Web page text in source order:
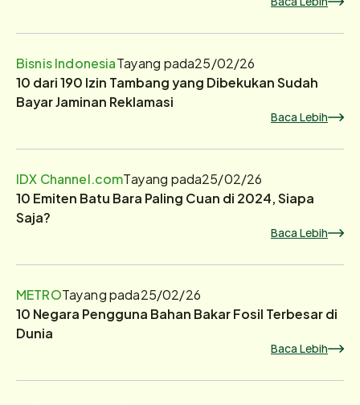
Bisnis IndonesiaTayang pada25/02/26
10 dari 190 Izin Tambang yang Dibekukan Sudah
Bayar Jaminan Reklamasi
Baca Lebih
IDX Channel.comTayang pada25/02/26
10 Emiten Batu Bara Paling Cuan di 2024, Siapa
Saja?
Baca Lebih
METROTayang pada25/02/26
10 Negara Pengguna Bahan Bakar Fosil Terbesar di
Dunia
Baca Lebih